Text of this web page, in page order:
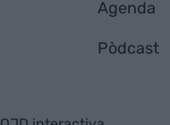
Agenda
Pòdcast